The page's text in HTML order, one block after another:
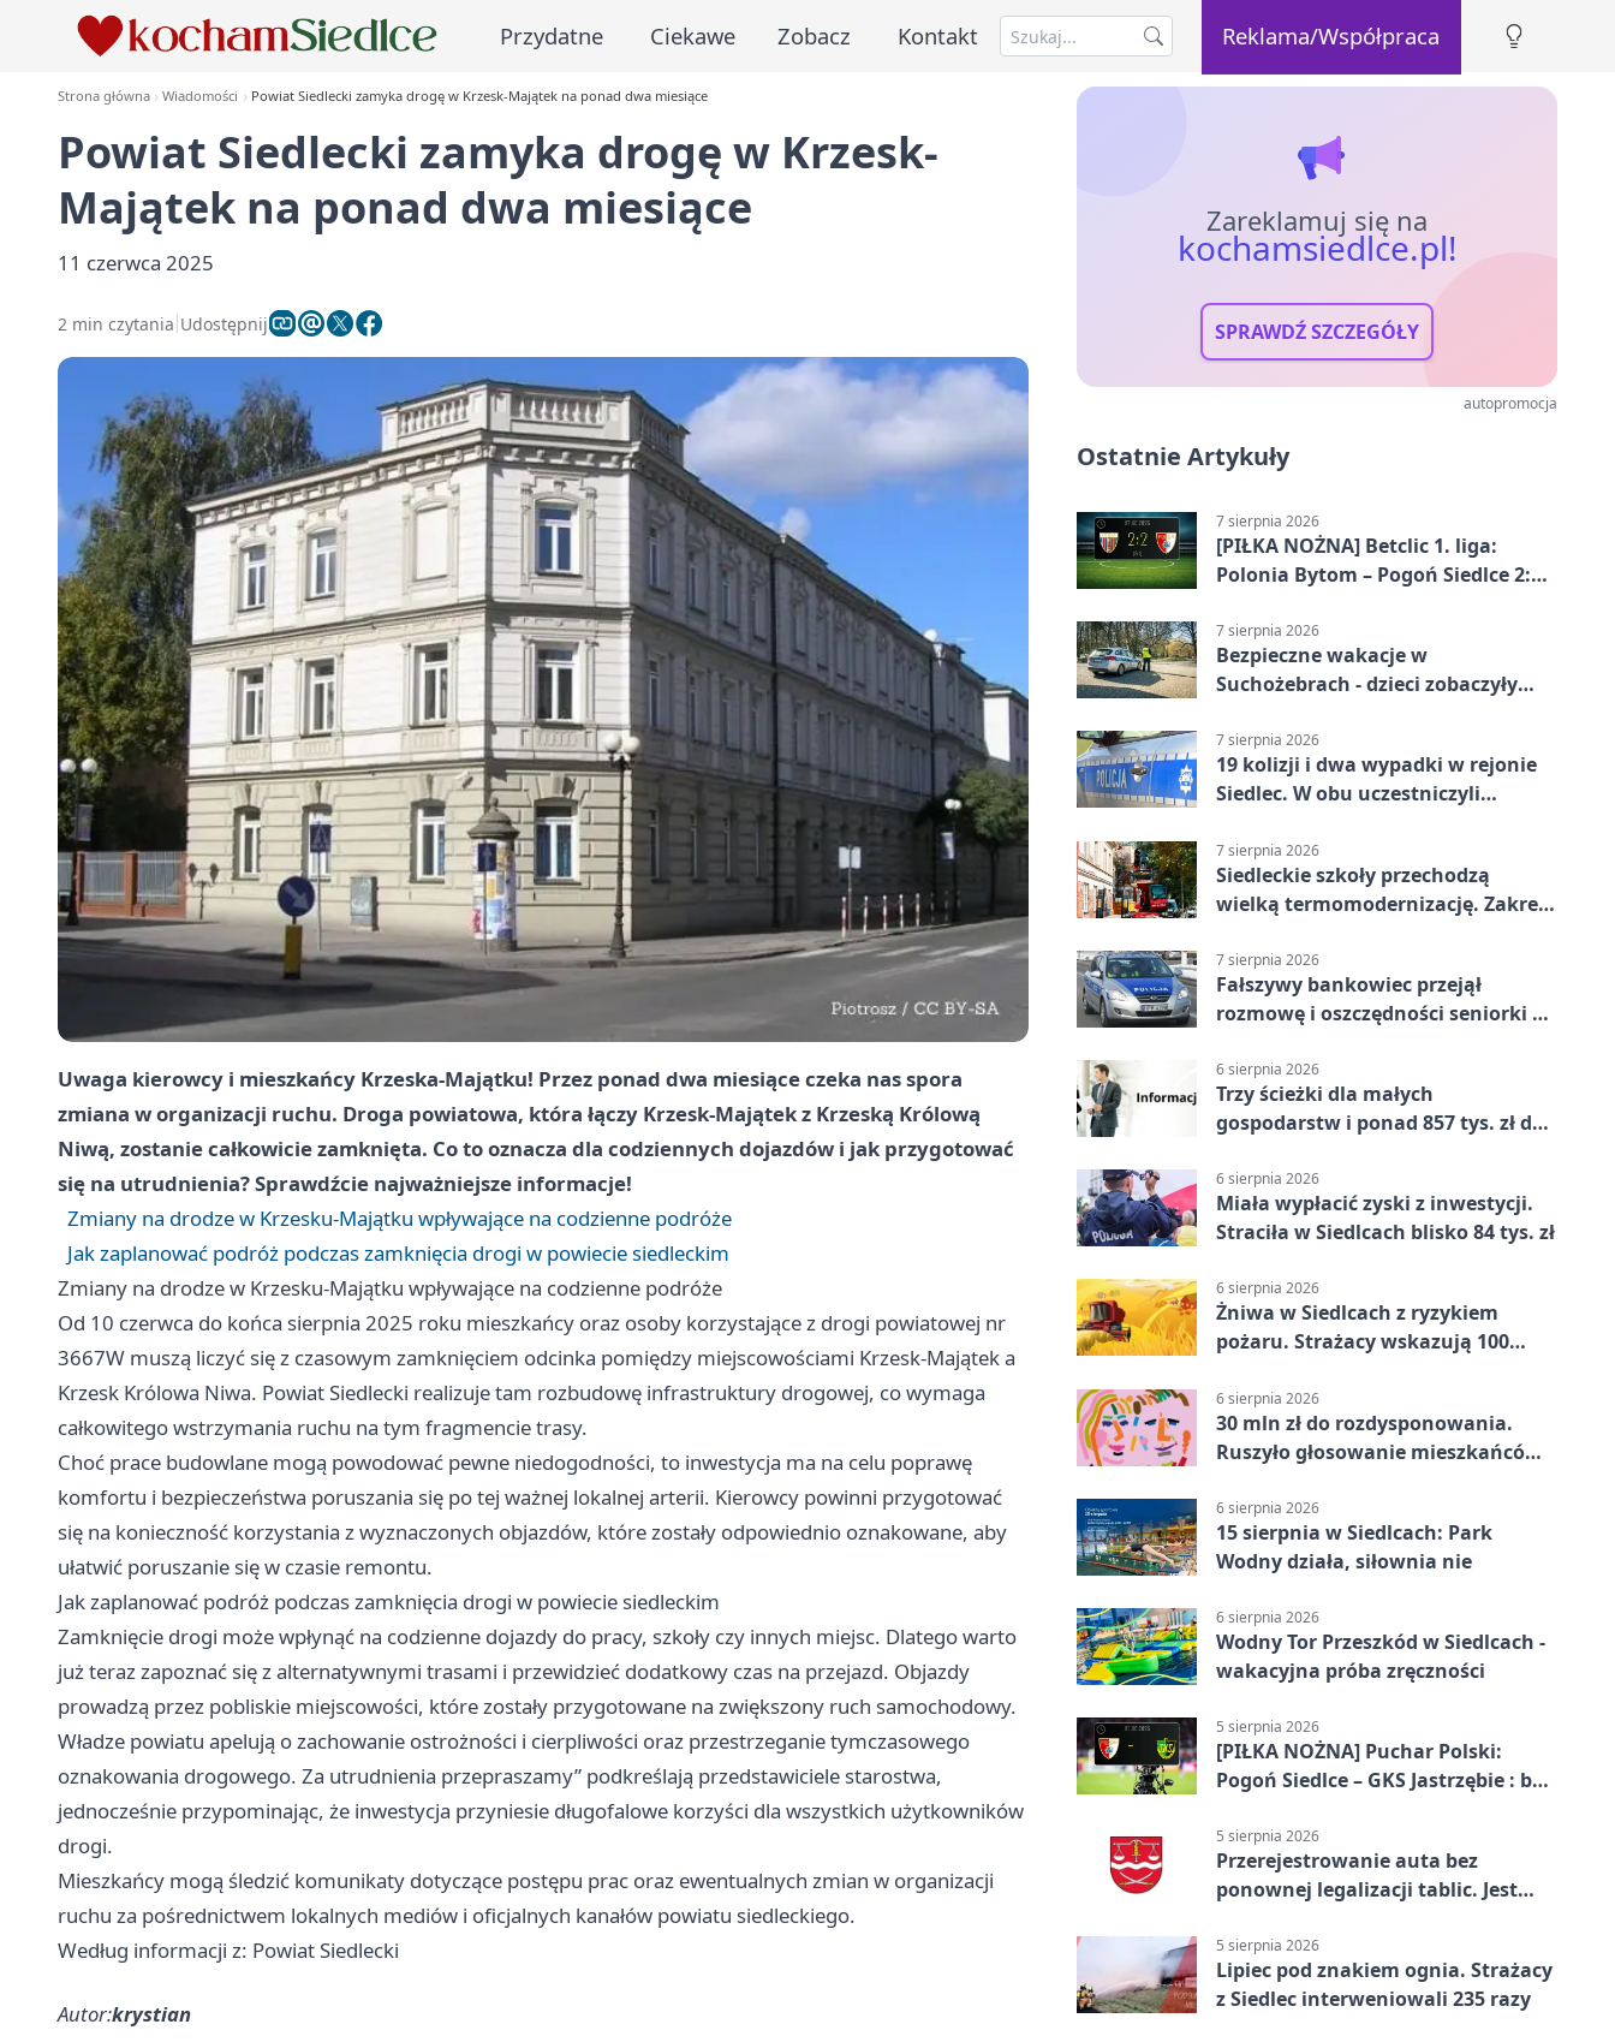
Przydatne Ciekawe Zobacz Kontakt Reklama/Współpraca
Strona główna Wiadomości Powiat Siedlecki zamyka drogę w Krzesk-Majątek na ponad dwa miesiące
Powiat Siedlecki zamyka drogę w Krzesk-
Majątek na ponad dwa miesiące
11 czerwca 2025
2 min czytania Udostępnij
Uwaga kierowcy i mieszkańcy Krzeska-Majątku! Przez ponad dwa miesiące czeka nas spora
zmiana w organizacji ruchu. Droga powiatowa, która łączy Krzesk-Majątek z Krzeską Królową
Niwą, zostanie całkowicie zamknięta. Co to oznacza dla codziennych dojazdów i jak przygotować
się na utrudnienia? Sprawdźcie najważniejsze informacje!
Zmiany na drodze w Krzesku-Majątku wpływające na codzienne podróże
Jak zaplanować podróż podczas zamknięcia drogi w powiecie siedleckim
Zmiany na drodze w Krzesku-Majątku wpływające na codzienne podróże
Od 10 czerwca do końca sierpnia 2025 roku mieszkańcy oraz osoby korzystające z drogi powiatowej nr
3667W muszą liczyć się z czasowym zamknięciem odcinka pomiędzy miejscowościami Krzesk-Majątek a
Krzesk Królowa Niwa. Powiat Siedlecki realizuje tam rozbudowę infrastruktury drogowej, co wymaga
całkowitego wstrzymania ruchu na tym fragmencie trasy.
Choć prace budowlane mogą powodować pewne niedogodności, to inwestycja ma na celu poprawę
komfortu i bezpieczeństwa poruszania się po tej ważnej lokalnej arterii. Kierowcy powinni przygotować
się na konieczność korzystania z wyznaczonych objazdów, które zostały odpowiednio oznakowane, aby
ułatwić poruszanie się w czasie remontu.
Jak zaplanować podróż podczas zamknięcia drogi w powiecie siedleckim
Zamknięcie drogi może wpłynąć na codzienne dojazdy do pracy, szkoły czy innych miejsc. Dlatego warto
już teraz zapoznać się z alternatywnymi trasami i przewidzieć dodatkowy czas na przejazd. Objazdy
prowadzą przez pobliskie miejscowości, które zostały przygotowane na zwiększony ruch samochodowy.
Władze powiatu apelują o zachowanie ostrożności i cierpliwości oraz przestrzeganie tymczasowego
oznakowania drogowego. Za utrudnienia przepraszamy” podkreślają przedstawiciele starostwa,
jednocześnie przypominając, że inwestycja przyniesie długofalowe korzyści dla wszystkich użytkowników
drogi.
Mieszkańcy mogą śledzić komunikaty dotyczące postępu prac oraz ewentualnych zmian w organizacji
ruchu za pośrednictwem lokalnych mediów i oficjalnych kanałów powiatu siedleckiego.
Według informacji z: Powiat Siedlecki
Autor:krystian
Zareklamuj się na
kochamsiedlce.pl!
SPRAWDŹ SZCZEGÓŁY
autopromocja
Ostatnie Artykuły
7 sierpnia 2026
[PIŁKA NOŻNA] Betclic 1. liga:
Polonia Bytom – Pogoń Siedlce 2:2.
emocjonującej końcówce
7 sierpnia 2026
Bezpieczne wakacje w
Suchożebrach - dzieci zobaczyły
7 sierpnia 2026
19 kolizji i dwa wypadki w rejonie
Siedlec. W obu uczestniczyli
7 sierpnia 2026
Siedleckie szkoły przechodzą
wielką termomodernizację. Zakres
7 sierpnia 2026
Fałszywy bankowiec przejął
rozmowę i oszczędności seniorki z
6 sierpnia 2026
Trzy ścieżki dla małych
gospodarstw i ponad 857 tys. zł do
6 sierpnia 2026
Miała wypłacić zyski z inwestycji.
Straciła w Siedlcach blisko 84 tys. zł
6 sierpnia 2026
Żniwa w Siedlcach z ryzykiem
pożaru. Strażacy wskazują 100
6 sierpnia 2026
30 mln zł do rozdysponowania.
Ruszyło głosowanie mieszkańców
6 sierpnia 2026
15 sierpnia w Siedlcach: Park
Wodny działa, siłownia nie
6 sierpnia 2026
Wodny Tor Przeszkód w Siedlcach -
wakacyjna próba zręczności
5 sierpnia 2026
[PIŁKA NOŻNA] Puchar Polski:
Pogoń Siedlce – GKS Jastrzębie : bez
5 sierpnia 2026
Przerejestrowanie auta bez
ponownej legalizacji tablic. Jest
5 sierpnia 2026
Lipiec pod znakiem ognia. Strażacy
z Siedlec interweniowali 235 razy